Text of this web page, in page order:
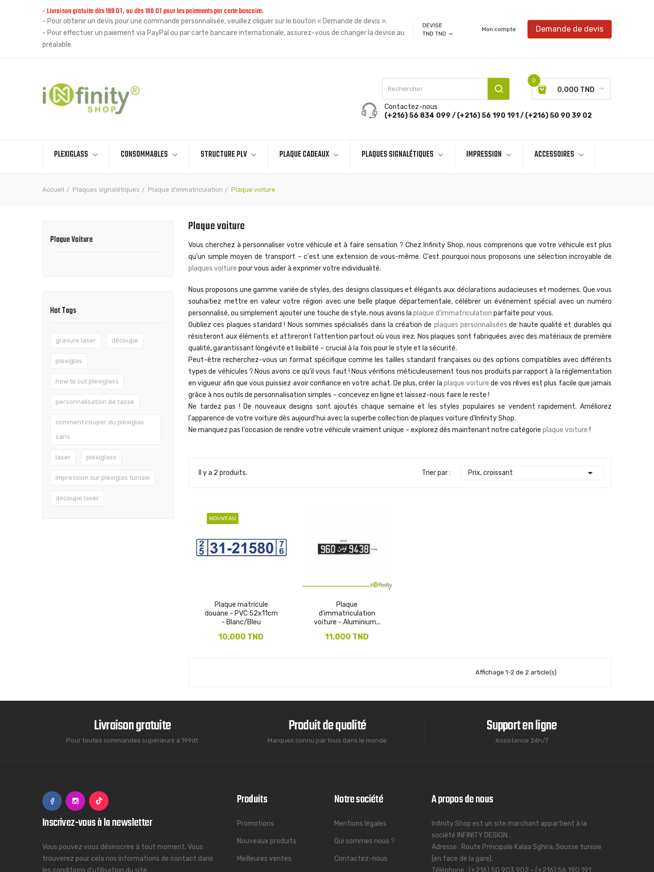
- Livraison gratuite dès 199 DT, ou dès 100 DT pour les paiements par carte bancaire.
- Pour obtenir un devis pour une commande personnalisée, veuillez cliquer sur le bouton « Demande de devis ».
- Pour effectuer un paiement via PayPal ou par carte bancaire internationale, assurez-vous de changer la devise au
préalable.
DEVISE
TND TND expand_more
Mon compte Demande de devis
0
0,000 TND
Contactez-nous
(+216) 56 834 099 / (+216) 56 190 191 / (+216) 50 90 39 02
PLEXIGLASS CONSOMMABLES STRUCTURE PLV PLAQUE CADEAUX PLAQUES SIGNALÉTIQUES IMPRESSION ACCESSOIRES
Accueil Plaques signalétiques Plaque d'immatriculation Plaque voiture
Plaque Voiture
Hot Tags
gravure laser découpe
plexiglas
how to cut plexiglass
personnalisation de tasse
comment couper du plexiglas
sans
laser plexiglass
impression sur plexiglas tunisie
découpe laser
Plaque voiture
Vous cherchez à personnaliser votre véhicule et à faire sensation ? Chez Infinity Shop, nous comprenons que votre véhicule est plus
qu'un simple moyen de transport – c'est une extension de vous-même. C'est pourquoi nous proposons une sélection incroyable de
plaques voiture pour vous aider à exprimer votre individualité.
Nous proposons une gamme variée de styles, des designs classiques et élégants aux déclarations audacieuses et modernes. Que vous
souhaitiez mettre en valeur votre région avec une belle plaque départementale, célébrer un événement spécial avec un numéro
personnalisé, ou simplement ajouter une touche de style, nous avons la plaque d'immatriculation parfaite pour vous.
Oubliez ces plaques standard ! Nous sommes spécialisés dans la création de plaques personnalisées de haute qualité et durables qui
résisteront aux éléments et attireront l'attention partout où vous irez. Nos plaques sont fabriquées avec des matériaux de première
qualité, garantissant longévité et lisibilité – crucial à la fois pour le style et la sécurité.
Peut-être recherchez-vous un format spécifique comme les tailles standard françaises ou des options compatibles avec différents
types de véhicules ? Nous avons ce qu'il vous faut ! Nous vérifions méticuleusement tous nos produits par rapport à la réglementation
en vigueur afin que vous puissiez avoir confiance en votre achat. De plus, créer la plaque voiture de vos rêves est plus facile que jamais
grâce à nos outils de personnalisation simples – concevez en ligne et laissez-nous faire le reste !
Ne tardez pas ! De nouveaux designs sont ajoutés chaque semaine et les styles populaires se vendent rapidement. Améliorez
l'apparence de votre voiture dès aujourd'hui avec la superbe collection de plaques voiture d'Infinity Shop.
Ne manquez pas l'occasion de rendre votre véhicule vraiment unique – explorez dès maintenant notre catégorie plaque voiture !
Il y a 2 produits. Trier par : Prix, croissant 
NOUVEAU
Plaque matricule
douane - PVC 52x11cm
- Blanc/Bleu
10,000 TND
Plaque
d'immatriculation
voiture - Aluminium...
11,000 TND
Affichage 1-2 de 2 article(s)
Livraison gratuite
Pour toutes commandes supérieurs à 199dt
Produit de qualité
Marques connu par tous dans le monde
Support en ligne
Assistance 24h/7
Inscrivez-vous à la newsletter
Vous pouvez vous désinscrire à tout moment. Vous
trouverez pour cela nos informations de contact dans
les conditions d'utilisation du site.
Produits
Promotions
Nouveaux produits
Meilleures ventes
Notre société
Mentions légales
Qui sommes nous ?
Contactez-nous
A propos de nous
Infinity Shop est un site marchant appartient à la
société INFINITY DESIGN .
Adresse : Route Principale Kalaa Sghira, Sousse tunisie
(en face de la gare).
Téléphone : (+216) 50 903 902 - (+216) 56 190 191